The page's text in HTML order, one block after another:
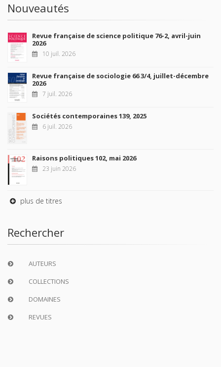
Nouveautés
Revue française de science politique 76-2, avril-juin
2026
10 juil. 2026
Revue française de sociologie 66 3/4, juillet-décembre
2026
7 juil. 2026
Sociétés contemporaines 139, 2025
6 juil. 2026
Raisons politiques 102, mai 2026
23 juin 2026
plus de titres
Rechercher
AUTEURS
COLLECTIONS
DOMAINES
REVUES